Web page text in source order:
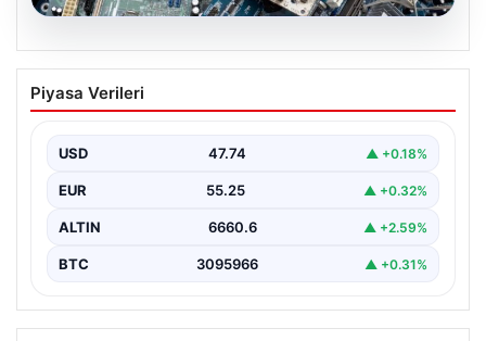
08.08.2026
Kurumsal IT Dönüşümü ve Çevre
Hizmetleri
envanterlerini sürekli zamanda yenilemektedir. Bu
modernizasyon süreçlerinde boşa…
Piyasa Verileri
USD 47.74 ▲ +0.18%
EUR 55.25 ▲ +0.32%
ALTIN 6660.6 ▲ +2.59%
BTC 3095966 ▲ +0.31%